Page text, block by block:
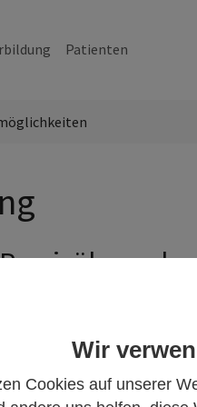
Wir
Cookies auf unserer
Patienten
bereits